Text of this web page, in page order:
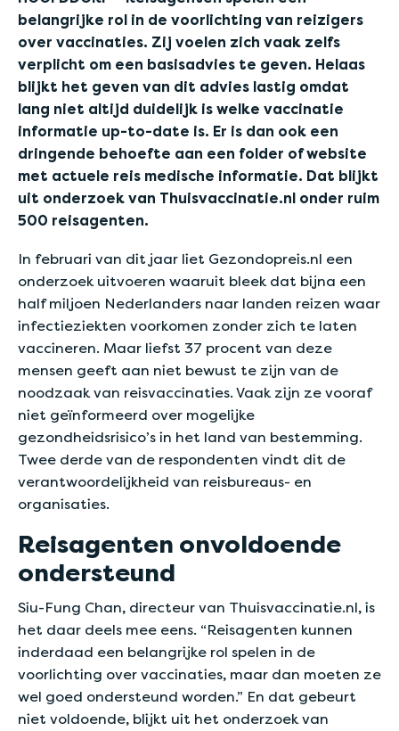
belangrijke rol in de voorlichting van reizigers
over vaccinaties. Zij voelen zich vaak zelfs
verplicht om een basisadvies te geven. Helaas
blijkt het geven van dit advies lastig omdat
lang niet altijd duidelijk is welke vaccinatie
informatie up-to-date is. Er is dan ook een
dringende behoefte aan een folder of website
met actuele reis medische informatie. Dat blijkt
uit onderzoek van Thuisvaccinatie.nl onder ruim
500 reisagenten.
In februari van dit jaar liet Gezondopreis.nl een
onderzoek uitvoeren waaruit bleek dat bijna een
half miljoen Nederlanders naar landen reizen waar
infectieziekten voorkomen zonder zich te laten
vaccineren. Maar liefst 37 procent van deze
mensen geeft aan niet bewust te zijn van de
noodzaak van reisvaccinaties. Vaak zijn ze vooraf
niet geïnformeerd over mogelijke
gezondheidsrisico’s in het land van bestemming.
Twee derde van de respondenten vindt dit de
verantwoordelijkheid van reisbureaus- en
organisaties.
Reisagenten onvoldoende
ondersteund
Siu-Fung Chan, directeur van Thuisvaccinatie.nl, is
het daar deels mee eens. “Reisagenten kunnen
inderdaad een belangrijke rol spelen in de
voorlichting over vaccinaties, maar dan moeten ze
wel goed ondersteund worden.” En dat gebeurt
niet voldoende, blijkt uit het onderzoek van